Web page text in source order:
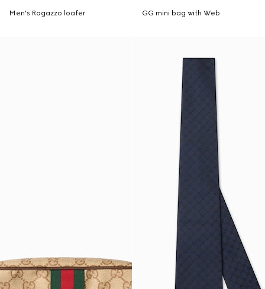
Men's Ragazzo loafer GG mini bag with Web